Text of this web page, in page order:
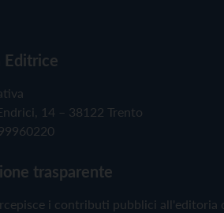
Editrice
14 – 38122 Trento
trasparente
i contributi pubblici all'editoria